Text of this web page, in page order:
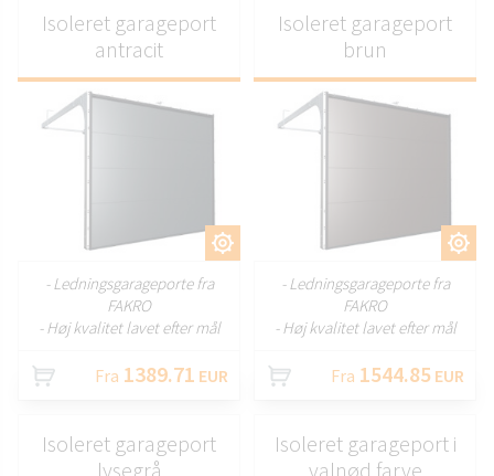
TILPAS
Isoleret garageport
antracit
- Ledningsgarageporte fra
FAKRO
- Høj kvalitet lavet efter mål
Fra 1389.71 EUR
TILPAS
Isoleret garageport
brun
- Ledningsgarageporte fra
FAKRO
- Høj kvalitet lavet efter mål
Fra 1544.85 EUR
Isoleret garageport
lysegrå
Isoleret garageport i
valnød farve